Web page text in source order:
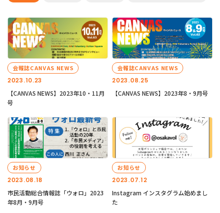
2023.10.23
会報誌CANVAS NEWS
【CANVAS NEWS】2023年10・11月
号
2023.08.25
会報誌CANVAS NEWS
【CANVAS NEWS】2023年8・9月号
2023.08.18
お知らせ
市民活動総合情報誌「ウォロ」2023
年8月・9月号
2023.07.12
お知らせ
Instagram インスタグラム始めまし
た